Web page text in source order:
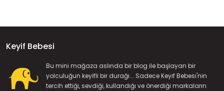
Keyif Bebesi
Bu mini mağaza aslında bir blog ile başlayan bir
yolculuğun keyifli bir durağı... Sadece Keyif Bebesi'nin
tercih ettiği, sevdiği, kullandığı ve önerdiği markaların